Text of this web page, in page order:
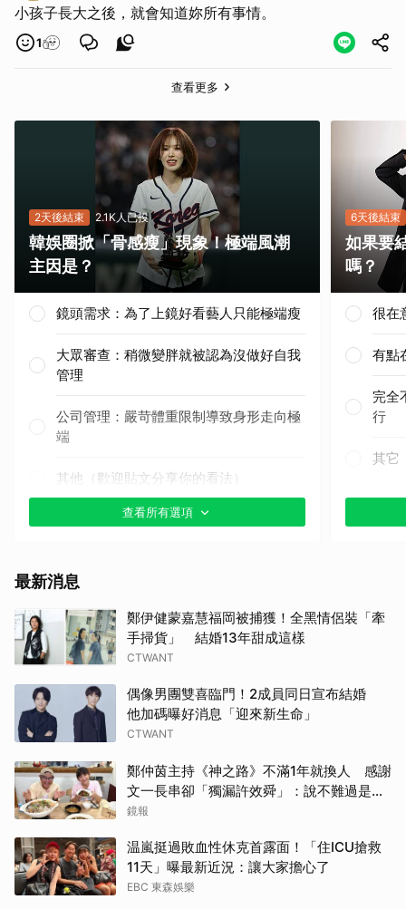
小孩子長大之後，就會知道妳所有事情。
1
查看更多
2天後結束 2.1K人已投
韓娛圈掀「骨感瘦」現象！極端風潮
主因是？
鏡頭需求：為了上鏡好看藝人只能極端瘦
大眾審查：稍微變胖就被認為沒做好自我
管理
公司管理：嚴苛體重限制導致身形走向極
端
其他（歡迎貼文分享你的看法）
查看所有選項
6天後結束
如果要
嗎？
很在
有點
完全
行
其它
最新消息
鄭伊健蒙嘉慧福岡被捕獲！全黑情侶裝「牽
手掃貨」 結婚13年甜成這樣
CTWANT
偶像男團雙喜臨門！2成員同日宣布結婚
他加碼曝好消息「迎來新生命」
CTWANT
鄭仲茵主持《神之路》不滿1年就換人 感謝
文一長串卻「獨漏許效舜」：說不難過是騙
人的
鏡報
温嵐挺過敗血性休克首露面！「住ICU搶救
11天」曝最新近況：讓大家擔心了
EBC 東森娛樂